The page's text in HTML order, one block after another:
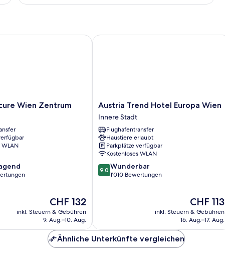
Wien Zentrum
WLAN
Der
Preis
beträgt
CHF 132
inkl. Steuern & Gebühren
9. Aug.–10. Aug.
Wien Zentrum
Austria
Trend
Hotel
Europa
Wien
Innere
Stadt
Austria Trend Hotel Europa Wien
Innere Stadt
Flughafentransfer
Haustiere erlaubt
Parkplätze verfügbar
Kostenloses WLAN
9.0
von
9.0 Wunderbar
1’010 Bewertungen
Der
Preis
beträgt
CHF 113
inkl. Steuern & Gebühren
16. Aug.–17. Aug.
Austria Trend Hotel Europa Wien
Ähnliche Unterkünfte vergleichen